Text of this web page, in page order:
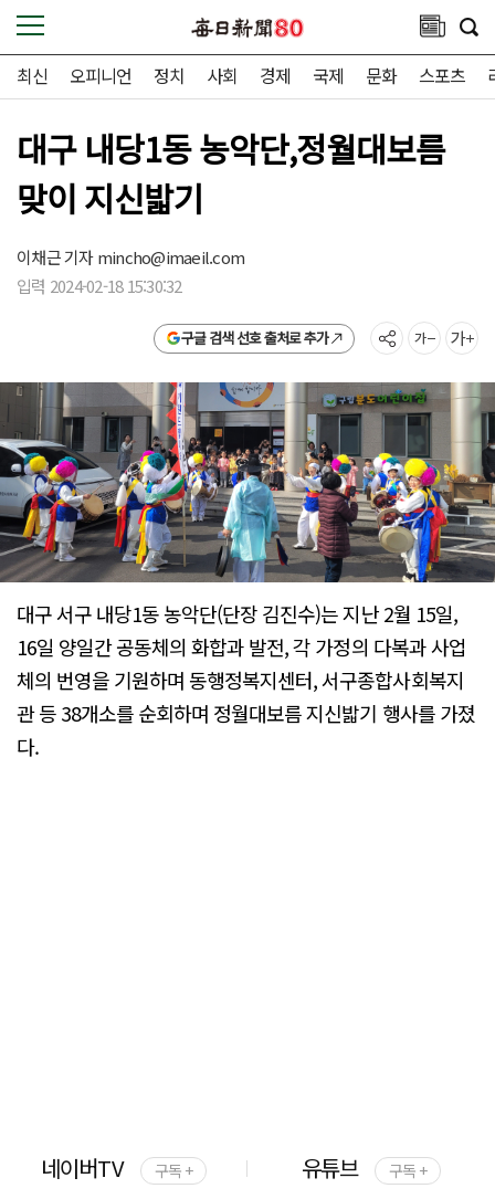
최신 오피니언 정치 사회 경제 국제 문화 스포츠
대구 내당1동 농악단,정월대보름
맞이 지신밟기
이채근 기자mincho@imaeil.com
입력 2024-02-18 15:30:32
구글 검색 선호 출처로 추가
대구 서구 내당1동 농악단(단장 김진수)는 지난 2월 15일,
16일 양일간 공동체의 화합과 발전, 각 가정의 다복과 사업
체의 번영을 기원하며 동행정복지센터, 서구종합사회복지
관 등 38개소를 순회하며 정월대보름 지신밟기 행사를 가졌
다.
네이버TV 구독 + 유튜브 구독 +